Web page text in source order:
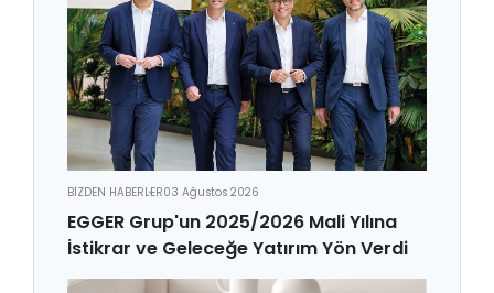
BİZDEN HABERLER03 Ağustos 2026
EGGER Grup'un 2025/2026 Mali Yılına
İstikrar ve Geleceğe Yatırım Yön Verdi